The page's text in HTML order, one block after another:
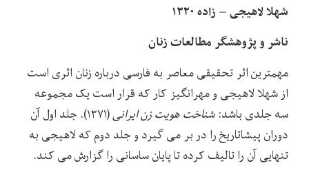
شهلا لاهیجی – زاده ۱۳۲۰
ناشر و پژوهشگر مطالعات زنان
مهمترین اثر تحقیقی معاصر به فارسی درباره زنان اثری است
از شهلا لاهیجی و مهرانگیز کار که قرار است یک مجموعه
سه جلدی باشد: شناخت هویت زن ایرانی
(۱۳۷۱). جلد اول آن
دوران پیشاتاریخ را در بر می گیرد و جلد دوم که لاهیجی به
تنهایی آن را تالیف کرده تا پایان ساسانی را گزارش می کند.